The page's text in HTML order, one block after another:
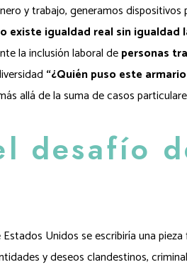
y trabajo, generamos
existe igualdad real sin igualdad
la inclusión laboral depersonas
“¿Quién puso este
allá de la suma de casos
desafío
Unidos se escribiría una
y deseos clandestinos,